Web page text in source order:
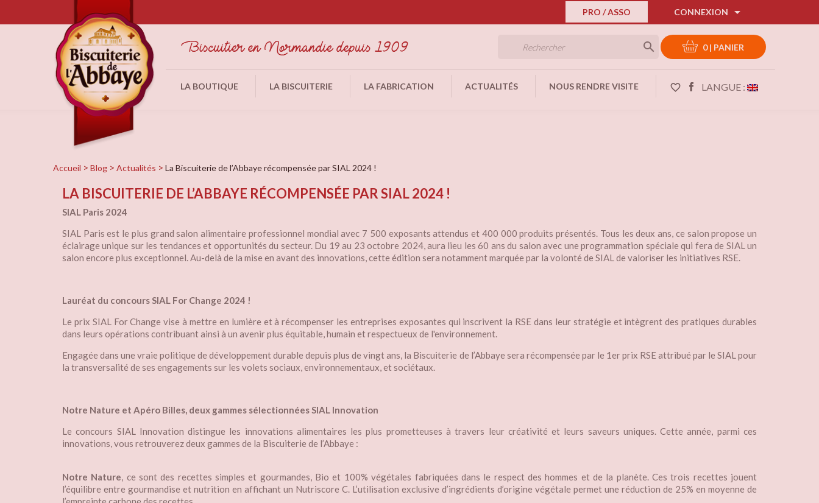
PRO / ASSO CONNEXION 
 0 | PANIER
LA BOUTIQUE LA BISCUITERIE LA FABRICATION ACTUALITÉS NOUS RENDRE VISITE favorite_border LANGUE :
Accueil Blog Actualités La Biscuiterie de l’Abbaye récompensée par SIAL 2024 !
LA BISCUITERIE DE L’ABBAYE RÉCOMPENSÉE PAR SIAL 2024 !
SIAL Paris 2024
SIAL Paris est le plus grand salon alimentaire professionnel mondial avec 7 500 exposants attendus et 400 000 produits présentés. Tous les deux ans, ce salon propose un
éclairage unique sur les tendances et opportunités du secteur. Du 19 au 23 octobre 2024, aura lieu les 60 ans du salon avec une programmation spéciale qui fera de SIAL un
salon encore plus exceptionnel. Au-delà de la mise en avant des innovations, cette édition sera notamment marquée par la volonté de SIAL de valoriser les initiatives RSE.
Lauréat du concours SIAL For Change 2024 !
Le prix SIAL For Change vise à mettre en lumière et à récompenser les entreprises exposantes qui inscrivent la RSE dans leur stratégie et intègrent des pratiques durables
dans leurs opérations contribuant ainsi à un avenir plus équitable, humain et respectueux de l'environnement.
Engagée dans une vraie politique de développement durable depuis plus de vingt ans, la Biscuiterie de l’Abbaye sera récompensée par le 1er prix RSE attribué par le SIAL pour
la transversalité de ses engagements sur les volets sociaux, environnementaux, et sociétaux.
Notre Nature et Apéro Billes, deux gammes sélectionnées SIAL Innovation
Le concours SIAL Innovation distingue les innovations alimentaires les plus prometteuses à travers leur créativité et leurs saveurs uniques. Cette année, parmi ces
innovations, vous retrouverez deux gammes de la Biscuiterie de l’Abbaye :
Notre Nature, ce sont des recettes simples et gourmandes, Bio et 100% végétales fabriquées dans le respect des hommes et de la planète. Ces trois recettes jouent
l’équilibre entre gourmandise et nutrition en affichant un Nutriscore C. L’utilisation exclusive d’ingrédients d’origine végétale permet une réduction de 25% en moyenne de